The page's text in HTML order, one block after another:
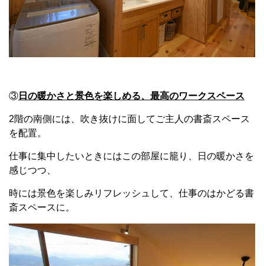
③ 日の暖かさと景色を楽しめる、最高のワークスペース
2階の南側には、吹き抜けに面してご主人の書斎スペース
を配置。
仕事に集中したいときにはこの部屋に籠り、日の暖かさを
感じつつ、
時には景色を楽しみリフレッシュして、仕事のはかどる書
斎スペースに。